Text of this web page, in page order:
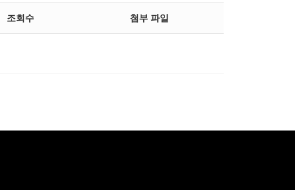
조회수 첨부 파일